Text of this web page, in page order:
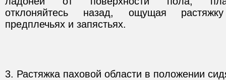
отклоняйтесь назад, ощущая
предплечьях и запястьях.
3. Растяжка паховой области в положении